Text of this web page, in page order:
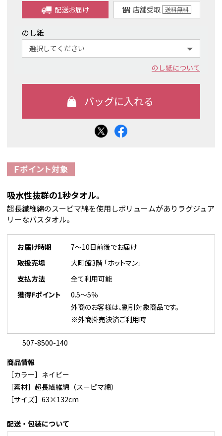
配送お届け 店舗受取 送料無料
のし紙
のし紙について
吸水性抜群の1秒タオル。
超長繊維綿のスーピマ綿を使用しボリュームがありラグジュア
リーなバスタオル。
お届け時期
7～10日前後でお届け
取扱売場
大町館3階 「ホットマン」
支払方法
全て利用可能
獲得Fポイント
0.5～5％
外商のお客様は、割引対象商品です。
※外商掛売決済ご利用時
507-8500-140
商品情報
［カラー］ネイビー
［素材］超長繊維綿（スーピマ綿）
［サイズ］63×132cm
配送・包装について